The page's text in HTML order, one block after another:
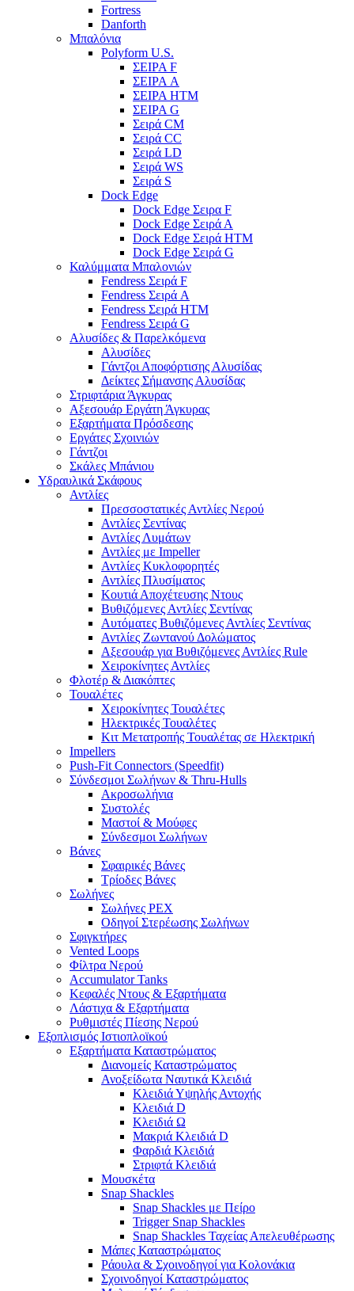
Fortress
Danforth
Μπαλόνια
Polyform U.S.
ΣΕΙΡΑ F
ΣΕΙΡΑ A
ΣΕΙΡΑ HTM
ΣΕΙΡΑ G
Σειρά CM
Σειρά CC
Σειρά LD
Σειρά WS
Σειρά S
Dock Edge
Dock Edge Σειρα F
Dock Edge Σειρά Α
Dock Edge Σειρά HTM
Dock Edge Σειρά G
Καλύμματα Μπαλονιών
Fendress Σειρά F
Fendress Σειρά A
Fendress Σειρά HTM
Fendress Σειρά G
Αλυσίδες & Παρελκόμενα
Αλυσίδες
Γάντζοι Αποφόρτισης Αλυσίδας
Δείκτες Σήμανσης Αλυσίδας
Στριφτάρια Άγκυρας
Αξεσουάρ Εργάτη Άγκυρας
Εξαρτήματα Πρόσδεσης
Εργάτες Σχοινιών
Γάντζοι
Σκάλες Μπάνιου
Υδραυλικά Σκάφους
Αντλίες
Πρεσσοστατικές Αντλίες Νερού
Αντλίες Σεντίνας
Αντλίες Λυμάτων
Αντλίες με Impeller
Αντλίες Κυκλοφορητές
Αντλίες Πλυσίματος
Κουτιά Αποχέτευσης Ντους
Βυθιζόμενες Αντλίες Σεντίνας
Αυτόματες Βυθιζόμενες Αντλίες Σεντίνας
Αντλίες Ζωντανού Δολώματος
Αξεσουάρ για Βυθιζόμενες Αντλίες Rule
Χειροκίνητες Αντλίες
Φλοτέρ & Διακόπτες
Τουαλέτες
Χειροκίνητες Τουαλέτες
Ηλεκτρικές Τουαλέτες
Κιτ Μετατροπής Τουαλέτας σε Ηλεκτρική
Impellers
Push-Fit Connectors (Speedfit)
Σύνδεσμοι Σωλήνων & Thru-Hulls
Ακροσωλήνια
Συστολές
Μαστοί & Μούφες
Σύνδεσμοι Σωλήνων
Βάνες
Σφαιρικές Βάνες
Τρίοδες Βάνες
Σωλήνες
Σωλήνες PEX
Οδηγοί Στερέωσης Σωλήνων
Σφιγκτήρες
Vented Loops
Φίλτρα Νερού
Accumulator Tanks
Κεφαλές Ντους & Εξαρτήματα
Λάστιχα & Εξαρτήματα
Ρυθμιστές Πίεσης Νερού
Εξοπλισμός Ιστιοπλοϊκού
Εξαρτήματα Καταστρώματος
Διανομείς Καταστρώματος
Ανοξείδωτα Ναυτικά Κλειδιά
Κλειδιά Υψηλής Αντοχής
Κλειδιά D
Κλειδιά Ω
Μακριά Κλειδιά D
Φαρδιά Κλειδιά
Στριφτά Κλειδιά
Μουσκέτα
Snap Shackles
Snap Shackles με Πείρο
Trigger Snap Shackles
Snap Shackles Ταχείας Απελευθέρωσης
Μάπες Καταστρώματος
Ράουλα & Σχοινοδηγοί για Κολονάκια
Σχοινοδηγοί Καταστρώματος